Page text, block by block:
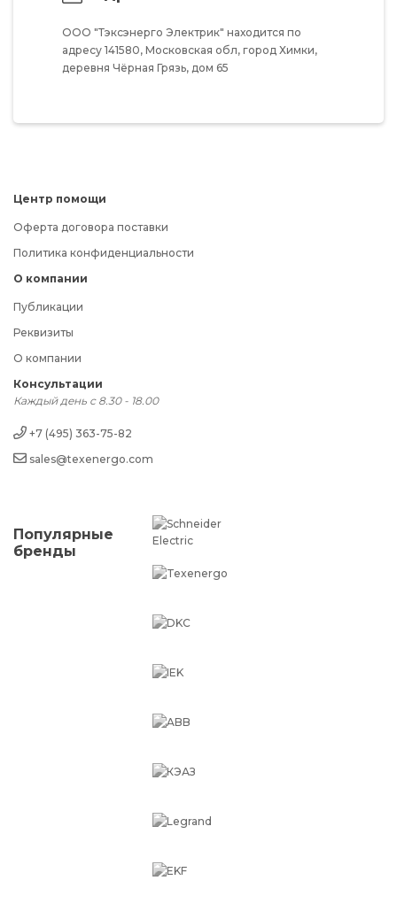
ООО "Тэксэнерго Электрик" находится по
адресу 141580, Московская обл, город Химки,
деревня Чёрная Грязь, дом 65
Центр помощи
Оферта договора поставки
Политика конфиденциальности
О компании
Публикации
Реквизиты
О компании
Консультации
Каждый день с 8.30 - 18.00
+7 (495) 363-75-82
sales@texenergo.com
Популярные
бренды